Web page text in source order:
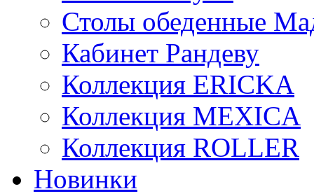
Столы обеденные
Кабинет Рандеву
Коллекция ERICKA
Коллекция MEXICA
Коллекция ROLLER
Новинки